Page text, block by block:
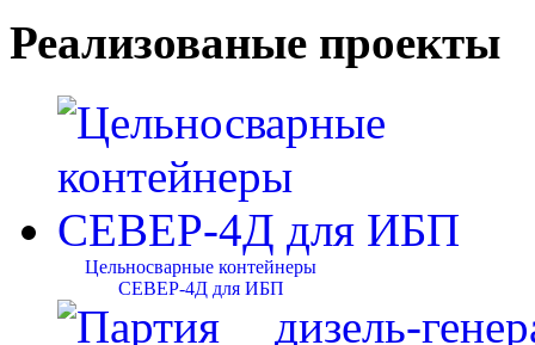
Реализованые проекты
Цельносварные контейнеры
СЕВЕР-4Д для ИБП